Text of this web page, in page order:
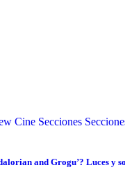
Cine Secciones
and Grogu’? Luces y